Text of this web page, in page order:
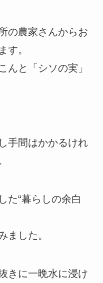
の農家さんからお
す。
んと「シソの実」
手間はかかるけれ
た“暮らしの余白
ました。
きに一晩水に浸け